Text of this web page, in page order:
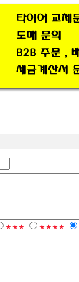
★★★ ★★★★